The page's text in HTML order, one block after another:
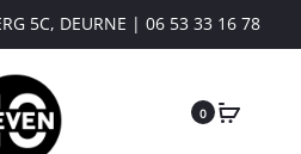
5C, DEURNE | 06 53 33 16 78
0